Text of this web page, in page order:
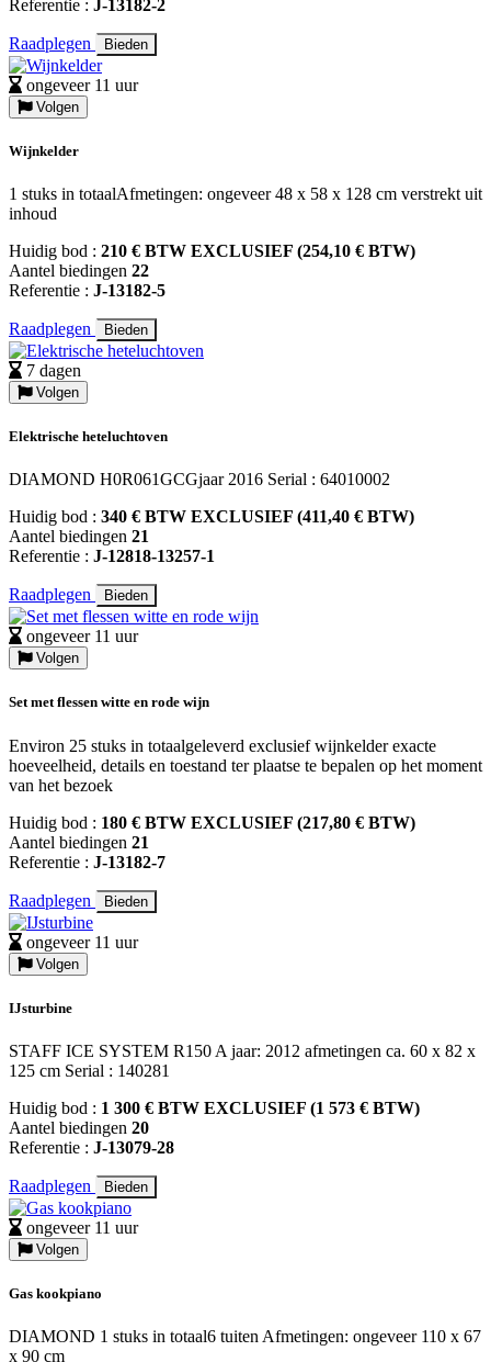
Referentie : J-13182-2
Raadplegen Bieden
ongeveer 11 uur
Volgen
Wijnkelder
1 stuks in totaalAfmetingen: ongeveer 48 x 58 x 128 cm verstrekt uit
inhoud
Huidig bod : 210 € BTW EXCLUSIEF (254,10 € BTW)
Aantel biedingen 22
Referentie : J-13182-5
Raadplegen Bieden
7 dagen
Volgen
Elektrische heteluchtoven
DIAMOND H0R061GCGjaar 2016 Serial : 64010002
Huidig bod : 340 € BTW EXCLUSIEF (411,40 € BTW)
Aantel biedingen 21
Referentie : J-12818-13257-1
Raadplegen Bieden
ongeveer 11 uur
Volgen
Set met flessen witte en rode wijn
Environ 25 stuks in totaalgeleverd exclusief wijnkelder exacte
hoeveelheid, details en toestand ter plaatse te bepalen op het moment
van het bezoek
Huidig bod : 180 € BTW EXCLUSIEF (217,80 € BTW)
Aantel biedingen 21
Referentie : J-13182-7
Raadplegen Bieden
ongeveer 11 uur
Volgen
IJsturbine
STAFF ICE SYSTEM R150 A jaar: 2012 afmetingen ca. 60 x 82 x
125 cm Serial : 140281
Huidig bod : 1 300 € BTW EXCLUSIEF (1 573 € BTW)
Aantel biedingen 20
Referentie : J-13079-28
Raadplegen Bieden
ongeveer 11 uur
Volgen
Gas kookpiano
DIAMOND 1 stuks in totaal6 tuiten Afmetingen: ongeveer 110 x 67
x 90 cm